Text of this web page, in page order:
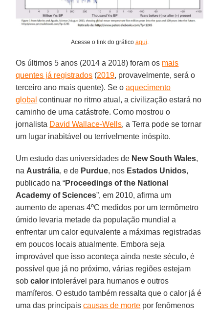
Acesse o link do gráfico aqui.
Os últimos 5 anos (2014 a 2018) foram os mais
quentes já registrados (2019, provavelmente, será o
terceiro ano mais quente). Se oaquecimento
global continuar no ritmo atual, a civilização estará no
caminho de uma catástrofe. Como mostrou o
jornalista David Wallace-Wells, a Terra pode se tornar
um lugar inabitável ou terrivelmente inóspito.
Um estudo das universidades de New South Wales,
naAustrália, e de Purdue, nos Estados Unidos,
publicado na “Proceedings of the National
Academy of Sciences”, em 2010, afirma um
aumento de apenas 4ºC medidos por um termômetro
úmido levaria metade da população mundial a
enfrentar um calor equivalente a máximas registradas
em poucos locais atualmente. Embora seja
improvável que isso aconteça ainda neste século, é
possível que já no próximo, várias regiões estejam
sobcalor intolerável para humanos e outros
mamíferos. O estudo também ressalta que o calor já é
uma das principais causas de morte por fenômenos